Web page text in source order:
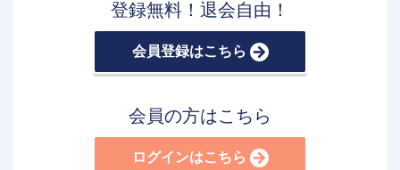
登録無料！退会自由！
会員登録はこちら
会員の方はこちら
ログインはこちら